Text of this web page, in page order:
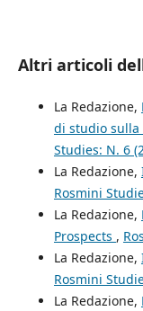
Altri articoli
La Redazione,
di studio
Studies: N. 6
La Redazione,
Rosmini
La Redazione,
Prospects ,
La Redazione,
Rosmini
La Redazione,